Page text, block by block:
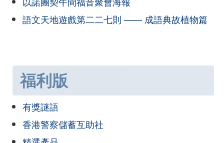
語文天地遊戲第二二七則 —— 成語典故植物篇
福利版
有獎謎語
香港警察儲蓄互助社